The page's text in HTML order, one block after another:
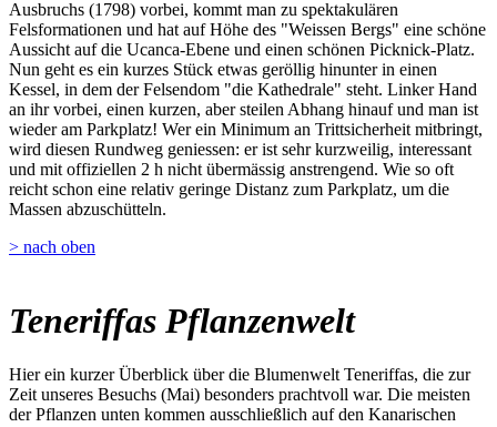
Ausbruchs (1798) vorbei, kommt man zu spektakulären
Felsformationen und hat auf Höhe des "Weissen Bergs" eine schöne
Aussicht auf die Ucanca-Ebene und einen schönen Picknick-Platz.
Nun geht es ein kurzes Stück etwas geröllig hinunter in einen
Kessel, in dem der Felsendom "die Kathedrale" steht. Linker Hand
an ihr vorbei, einen kurzen, aber steilen Abhang hinauf und man ist
wieder am Parkplatz! Wer ein Minimum an Trittsicherheit mitbringt,
wird diesen Rundweg geniessen: er ist sehr kurzweilig, interessant
und mit offiziellen 2 h nicht übermässig anstrengend. Wie so oft
reicht schon eine relativ geringe Distanz zum Parkplatz, um die
Massen abzuschütteln.
> nach oben
Teneriffas Pflanzenwelt
Hier ein kurzer Überblick über die Blumenwelt Teneriffas, die zur
Zeit unseres Besuchs (Mai) besonders prachtvoll war. Die meisten
der Pflanzen unten kommen ausschließlich auf den Kanarischen